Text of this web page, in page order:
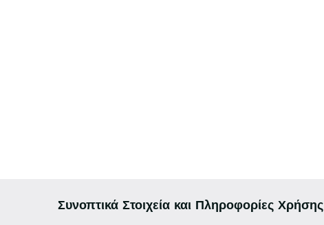
Συνοπτικά Στοιχεία και Πληροφορίες Χρήσης